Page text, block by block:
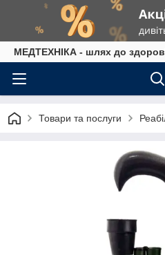
МЕДТЕХНІКА - шлях до
Товари та послуги